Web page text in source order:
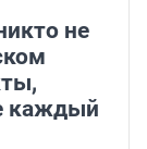
не
каждый